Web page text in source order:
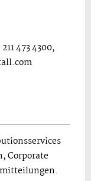
473 4300,
Corporate